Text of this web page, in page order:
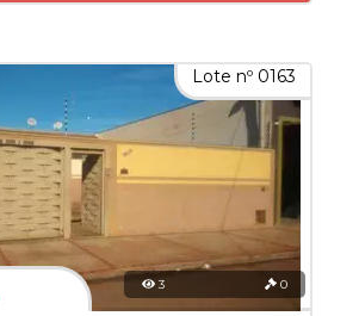
Lote nº 0163
3 0